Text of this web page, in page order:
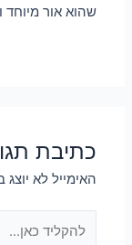
שהוא אור מיוחד
כתיבת
האימייל לא יוצג